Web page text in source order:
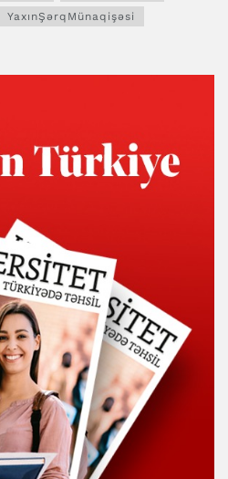
YaxınŞərqMünaqişəsi